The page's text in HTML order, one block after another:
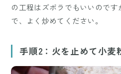
の工程はズボラでもいいので
で、よく炒めてください。
手順2：火を止めて小麦